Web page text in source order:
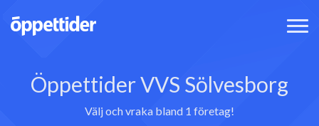
Öppettider VVS Sölvesborg
Välj och vraka bland 1 företag!